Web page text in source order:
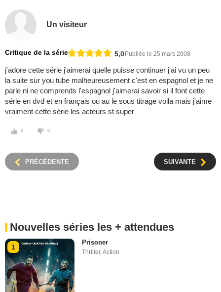
Un visiteur
Critique de la série 5,0 Publiée le 25 mars 2008
j'adore cette série j'aimerai quelle puisse continuer j'ai vu un peu
la suite sur you tube malheureusement c'est en espagnol et je ne
parle ni ne comprends l'espagnol j'aimerai savoir si il font cette
série en dvd et en français ou au le sous titrage voila mais j'aime
vraiment cette série les acteurs st super
0 0
PRÉCÉDENTE SUIVANTE
Nouvelles séries les + attendues
1
Prisoner
Thriller,Action